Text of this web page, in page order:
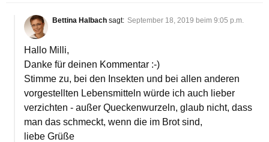
Bettina Halbach sagt: September 18, 2019 beim 9:05 p.m.
Hallo Milli,
Danke für deinen Kommentar :-)
Stimme zu, bei den Insekten und bei allen anderen
vorgestellten Lebensmitteln würde ich auch lieber
verzichten - außer Queckenwurzeln, glaub nicht, dass
man das schmeckt, wenn die im Brot sind,
liebe Grüße